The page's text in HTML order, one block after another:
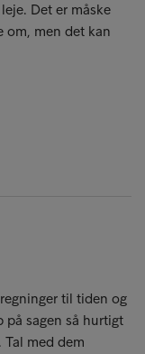
Det er måske
om, men det kan
til tiden og
på sagen så hurtigt
med dem